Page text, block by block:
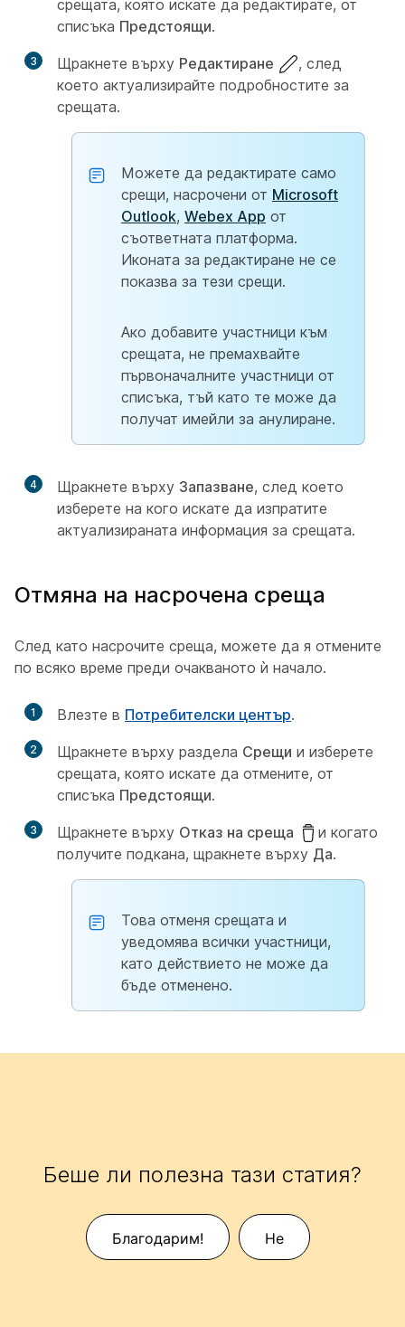
срещата, която искате да редактирате, от
списъка Предстоящи.
3 Щракнете върху Редактиране
, след
което актуализирайте подробностите за
срещата.
Можете да редактирате само
срещи, насрочени от Microsoft
Outlook, Webex App от
съответната платформа.
Иконата за редактиране не се
показва за тези срещи.
Ако добавите участници към
срещата, не премахвайте
първоначалните участници от
списъка, тъй като те може да
получат имейли за анулиране.
4 Щракнете върху Запазване, след което
изберете на кого искате да изпратите
актуализираната информация за срещата.
Отмяна на насрочена среща
След като насрочите среща, можете да я отмените
по всяко време преди очакваното ѝ начало.
1 Влезте в Потребителски център.
2 Щракнете върху раздела Срещи и изберете
срещата, която искате да отмените, от
списъка Предстоящи.
3 Щракнете върху Отказ на среща
и когато
получите подкана, щракнете върху Да.
Това отменя срещата и
уведомява всички участници,
като действието не може да
бъде отменено.
Беше ли полезна тази статия?
Благодарим! Не